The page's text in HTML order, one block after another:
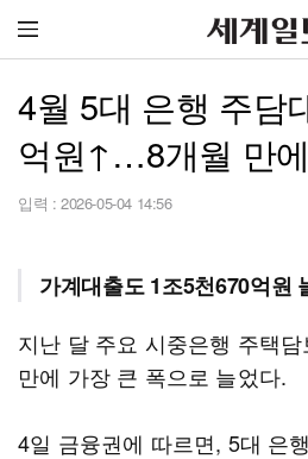
4월 5대 은행 주담
억원↑…8개월 만
입력 : 2026-05-04 14:56
가계대출도 1조5천670억원
지난 달 주요 시중은행 주택
만에 가장 큰 폭으로 늘었다.
4일 금융권에 따르면, 5대 은